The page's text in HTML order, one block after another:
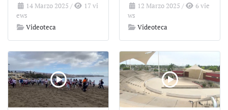
14 Marzo 2025 /
17 vi
ews
Videoteca
12 Marzo 2025 /
6 vie
ws
Videoteca